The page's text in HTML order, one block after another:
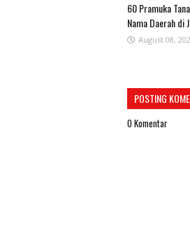
60 Pramuka
Nama Daerah di
August 08,
POSTING
0 Komentar